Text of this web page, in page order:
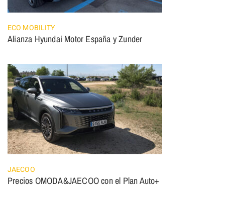
ECO MOBILITY
Alianza Hyundai Motor España y Zunder
JAECOO
Precios OMODA&JAECOO con el Plan Auto+